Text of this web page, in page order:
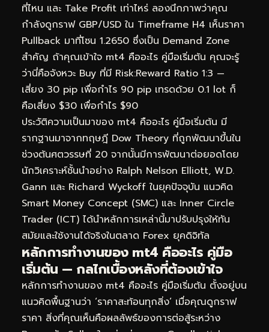
ที่ไหน และ Take Profit เท่าไหร่ ลองนึกภาพว่าคุณ
กำลังดูกราฟ GBP/USD ใน Timeframe H4 เห็นราคา
Pullback มาที่โซน 1.2650 ซึ่งเป็น Demand Zone
สำคัญ ถ้าคุณเข้าใจ mt4 คืออะไร คู่มือเริ่มต้น คุณจะรู้
ว่านี่คือจังหวะ Buy ที่มี Risk:Reward Ratio 1:3 —
เสี่ยง 30 pip เพื่อกำไร 90 pip เทรดด้วย 0.1 lot ก็
คือเสี่ยง $30 เพื่อกำไร $90
ประวัติความเป็นมาของ mt4 คืออะไร คู่มือเริ่มต้น มี
รากฐานมาจากทฤษฎี Dow Theory ที่ถูกพัฒนาขึ้นใน
ช่วงต้นศตวรรษที่ 20 จากนั้นมีการพัฒนาต่อยอดโดย
นักวิเคราะห์ชั้นนำอย่าง Ralph Nelson Elliott, W.D.
Gann และ Richard Wyckoff ในยุคปัจจุบัน แนวคิด
Smart Money Concept (SMC) และ Inner Circle
Trader (ICT) ได้นำหลักการเหล่านี้มาปรับปรุงให้ทัน
สมัยและใช้งานได้จริงในตลาด Forex ยุคดิจิทัล
หลักการทำงานของ mt4 คืออะไร คู่มือ
เริ่มต้น — กลไกเบื้องหลังที่ต้องเข้าใจ
หลักการทำงานของ mt4 คืออะไร คู่มือเริ่มต้น ตั้งอยู่บน
แนวคิดพื้นฐานว่า ‘ราคาสะท้อนทุกสิ่ง’ เมื่อคุณดูกราฟ
ราคา สิ่งที่คุณเห็นคือผลลัพธ์ของการต่อสู้ระหว่าง